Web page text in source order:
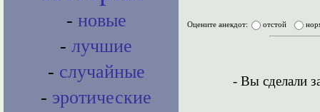
- новые
- лучшие
- случайные
- эротические
Оцените анекдот: отстой
- Вы сделали